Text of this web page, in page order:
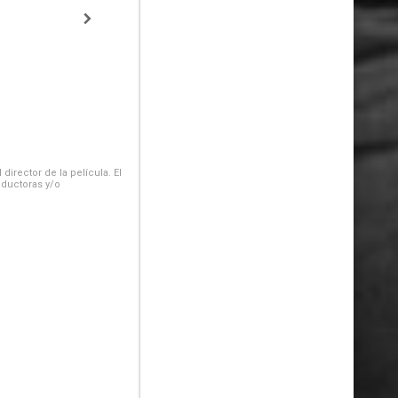
de la película. El
y/o